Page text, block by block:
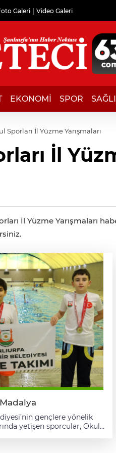
Galeri Video Galeri
EKONOMİ SPOR
Sporları İl Yüzme Yarışmaları
İl
İl Yüzme Yarışmaları
gençlere yönelik
yetişen sporcular, Okul